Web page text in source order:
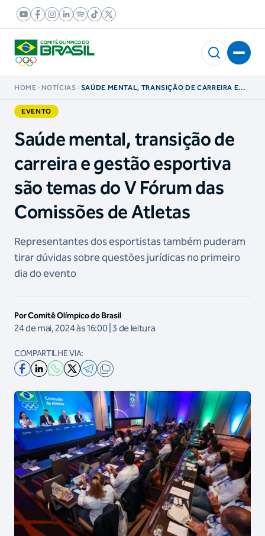
HOME NOTÍCIAS
SAÚDE MENTAL, TRANSIÇÃO DE CARREIRA E
EVENTO
Saúde mental, transição de
carreira e gestão esportiva
são temas do V Fórum das
Comissões de Atletas
Representantes dos esportistas também puderam
tirar dúvidas sobre questões jurídicas no primeiro
dia do evento
Por Comitê Olímpico do Brasil
24 de mai, 2024 às 16:00 | 3 de leitura
COMPARTILHE VIA: